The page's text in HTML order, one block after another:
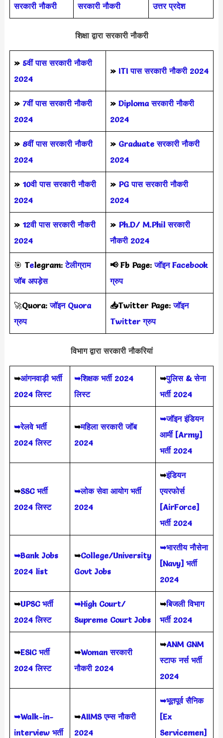
सरकारी नौकरी
सरकारी नौकरी
उत्तर प्रदेश
शिक्षा द्वारा सरकारी नौकरी
» 5वीं पास सरकारी नौकरी
2024
» ITI पास सरकारी नौकरी 2024
» 7वीं पास सरकारी नौकरी
2024
» Diploma सरकारी नौकरी
2024
» 8वीं पास सरकारी नौकरी
2024
» Graduate सरकारी नौकरी
2024
» 10वी पास सरकारी नौकरी
2024
» PG पास सरकारी नौकरी
2024
» 12वी पास सरकारी नौकरी
2024
» Ph.D/ M.Phil सरकारी
नौकरी 2024
🎯 Telegram: टेलीग्राम
जॉब अपड़ेस
📢 Fb Page:जॉइन Facebook
ग्रुप
🚀Quora:जॉइन Quora
ग्रुप
📥Twitter Page:जॉइन
Twitter ग्रुप
विभाग द्वारा सरकारी नौकरियां
➥आंगनवाड़ी भर्ती
2024 लिस्ट
➥शिक्षक भर्ती 2024
लिस्ट
➥पुलिस & सेना
भर्ती 2024
➥रेलवे भर्ती
2024 लिस्ट
➥महिला सरकारी जॉब
2024
➥जॉइन इंडियन
आर्मी [Army]
भर्ती 2024
➥SSC भर्ती
2024 लिस्ट
➥लोक सेवा आयोग भर्ती
2024
➥इंडियन
एयरफोर्स
[AirForce]
भर्ती 2024
➥Bank Jobs
2024 list
➥College/University
Govt Jobs
➥भारतीय नौसेना
[Navy] भर्ती
2024
➥UPSC भर्ती
2024 लिस्ट
➥High Court/
Supreme Court Jobs
➥बिजली विभाग
भर्ती 2024
➥ESIC भर्ती
2024 लिस्ट
➥Woman सरकारी
नौकरी 2024
➥ANM GNM
स्टाफ नर्स भर्ती
2024
➥Walk-in-
interview भर्ती
➥AIIMS एम्स नौकरी
2024
➥भूतपूर्व सैनिक
[Ex
Servicemen]